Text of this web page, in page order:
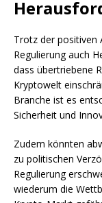
Trotz der positiven
Regulierung auch
dass übertriebene
Kryptowelt
Branche ist es
Sicherheit und
Zudem könnten
zu politischen
Regulierung
wiederum die